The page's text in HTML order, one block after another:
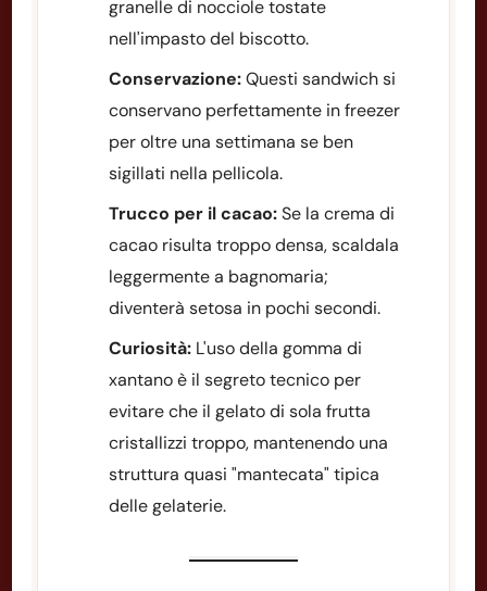
granelle di nocciole tostate
nell'impasto del biscotto.
Conservazione:Questi sandwich si
conservano perfettamente in freezer
per oltre una settimana se ben
sigillati nella pellicola.
Trucco per il cacao:Se la crema di
cacao risulta troppo densa, scaldala
leggermente a bagnomaria;
diventerà setosa in pochi secondi.
Curiosità: L'uso della gomma di
xantano è il segreto tecnico per
evitare che il gelato di sola frutta
cristallizzi troppo, mantenendo una
struttura quasi "mantecata" tipica
delle gelaterie.